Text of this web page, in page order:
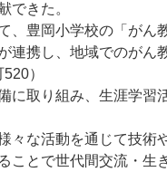
できた。
、豊岡小学校の「がん
携し、地域でのがん
）
に取り組み、生涯学習
々な活動を通じて技術
ことで世代間交流・生